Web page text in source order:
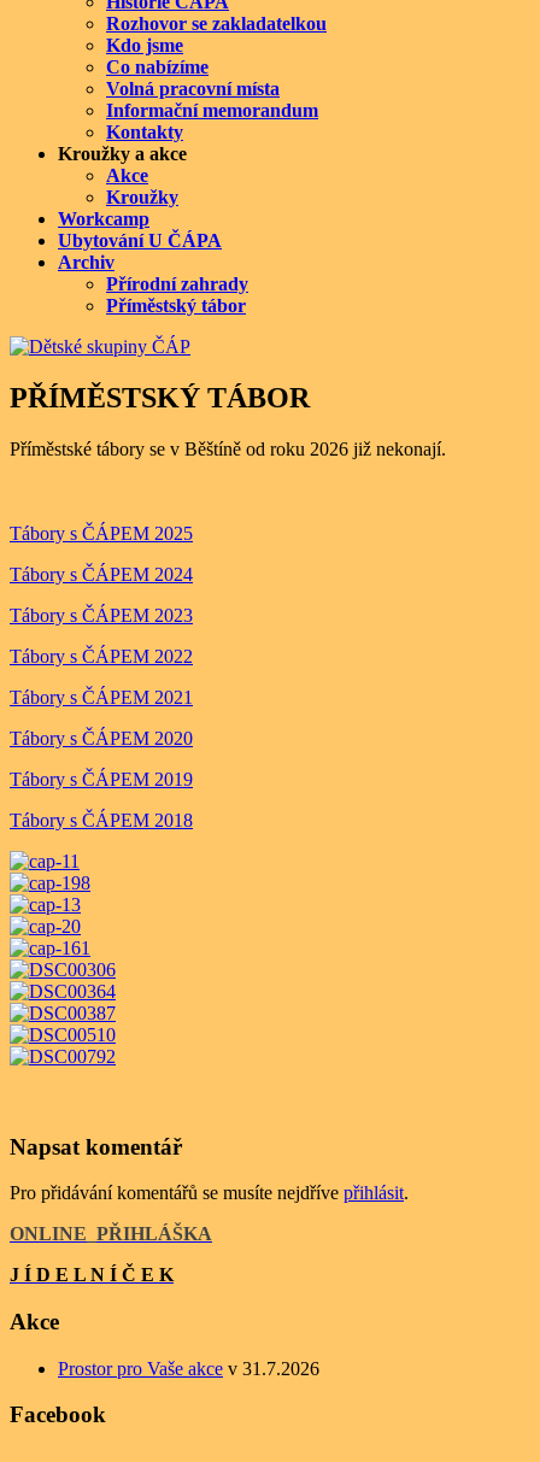
Rozhovor se zakladatelkou
Kdo jsme
Co nabízíme
Volná pracovní místa
Informační memorandum
Kontakty
Kroužky a akce
Akce
Kroužky
Workcamp
Ubytování U ČÁPA
Archiv
Přírodní zahrady
Příměstský tábor
PŘÍMĚSTSKÝ TÁBOR
Příměstské tábory se v Běštíně od roku 2026 již nekonají.
Tábory s ČÁPEM 2025
Tábory s ČÁPEM 2024
Tábory s ČÁPEM 2023
Tábory s ČÁPEM 2022
Tábory s ČÁPEM 2021
Tábory s ČÁPEM 2020
Tábory s ČÁPEM 2019
Tábory s ČÁPEM 2018
Napsat komentář
Pro přidávání komentářů se musíte nejdříve přihlásit.
ONLINE PŘIHLÁŠKA
J Í D E L N Í Č E K
Akce
Prostor pro Vaše akce v 31.7.2026
Facebook